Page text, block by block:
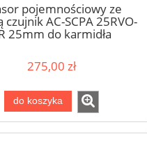
pojemnościowy ze
czujnik AC-SCPA 25RVO-
25mm do karmidła
końcowego podajnika
pomarańczowy
275,00 zł
do koszyka